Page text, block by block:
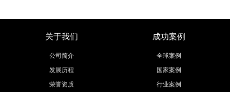
关于我们
公司简介
发展历程
荣誉资质
成功案例
全球案例
国家案例
行业案例